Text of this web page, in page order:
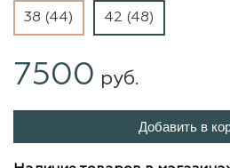
38 (44) 42 (48)
7500 руб.
Добавить в